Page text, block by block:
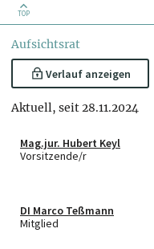
TOP
Aufsichtsrat
Verlauf anzeigen
Aktuell, seit 28.11.2024
Mag.jur. Hubert Keyl
Vorsitzende/r
DI Marco Teßmann
Mitglied